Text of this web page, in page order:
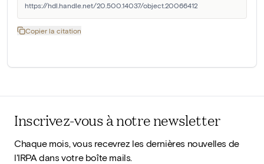
https://hdl.handle.net/20.500.14037/object.20066412
Copier la citation
Inscrivez-vous à notre newsletter
Chaque mois, vous recevrez les dernières nouvelles de
l'IRPA dans votre boîte mails.